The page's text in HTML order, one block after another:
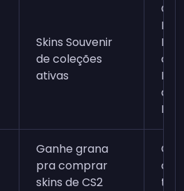
Skins Souvenir
de coleções
ativas
Ganhe grana
pra comprar
skins de CS2